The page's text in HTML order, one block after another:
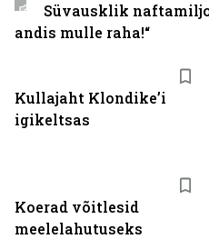
Kullajaht Klondike’i
igikeltsas
Koerad võitlesid
meelelahutuseks
Süvausklik
andis mulle raha!“